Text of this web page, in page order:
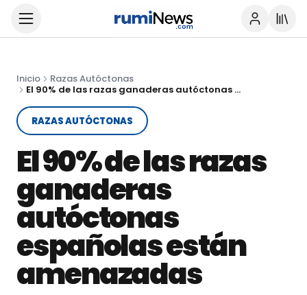
Inicio
Razas Autóctonas
El 90% de las razas ganaderas autóctonas españolas están amenazadas
RAZAS AUTÓCTONAS
El 90% de las razas
ganaderas
autóctonas
españolas están
amenazadas